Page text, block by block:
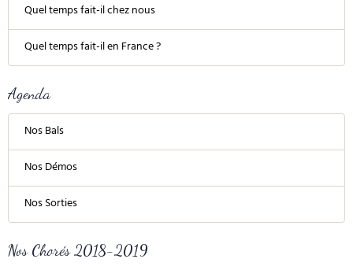
Quel temps fait-il chez nous
Quel temps fait-il en France ?
Agenda
Nos Bals
Nos Démos
Nos Sorties
Nos Chorés 2018-2019